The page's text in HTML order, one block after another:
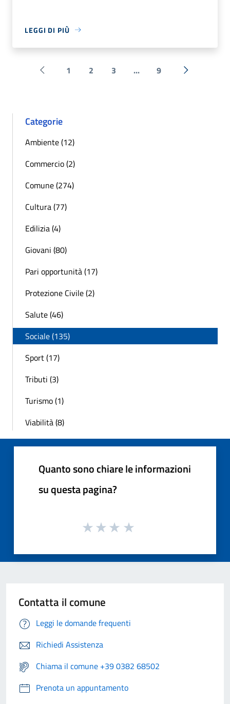
LEGGI DI PIÙ
Pagina precedente
1 2 3 ... 9 Successiva
Categorie
Ambiente (12)
Commercio (2)
Comune (274)
Cultura (77)
Edilizia (4)
Giovani (80)
Pari opportunità (17)
Protezione Civile (2)
Salute (46)
Sociale (135)
Sport (17)
Tributi (3)
Turismo (1)
Viabilità (8)
Quanto sono chiare le informazioni
su questa pagina?
Contatta il comune
Leggi le domande frequenti
Richiedi Assistenza
Chiama il comune +39 0382 68502
Prenota un appuntamento